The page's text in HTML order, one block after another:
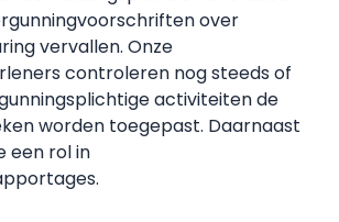
over
vervallen. Onze
controleren nog steeds of
activiteiten de
worden toegepast. Daarnaast
een rol in